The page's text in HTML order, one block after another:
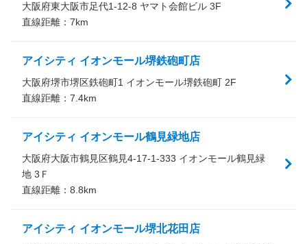
大阪府東大阪市足代1-12-8 ヤマト会館ビル 3F
直線距離： 7km
アイシティ イオンモール堺鉄砲町店
大阪府堺市堺区鉄砲町1 イオンモール堺鉄砲町 2F
直線距離： 7.4km
アイシティ イオンモール鶴見緑地店
大阪府大阪市鶴見区鶴見4-17-1-333 イオンモール鶴見緑
地 3Ｆ
直線距離： 8.8km
アイシティ イオンモール堺北花田店